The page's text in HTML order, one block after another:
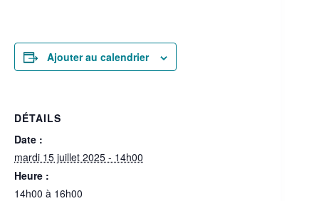
Ajouter au calendrier
DÉTAILS
Date :
mardi 15 juillet 2025 - 14h00
Heure :
14h00 à 16h00